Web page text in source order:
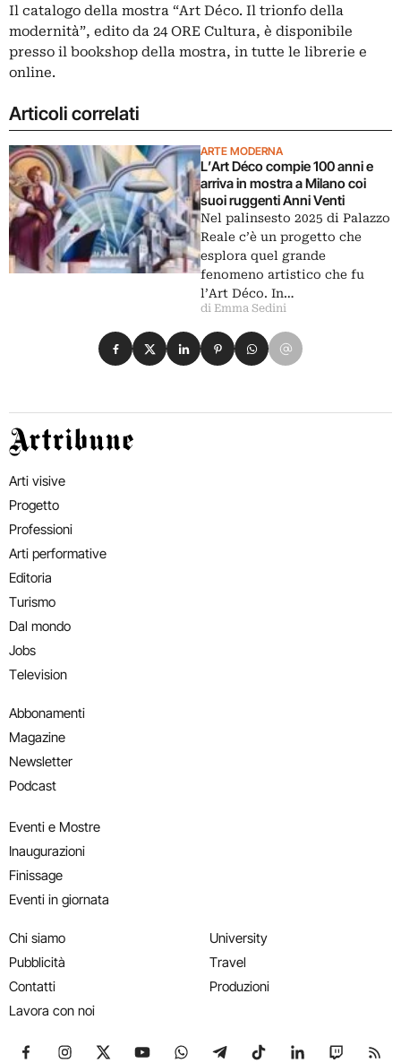
Il catalogo della mostra “Art Déco. Il trionfo della
modernità”, edito da 24 ORE Cultura, è disponibile
presso il bookshop della mostra, in tutte le librerie e
online.
Articoli correlati
ARTE MODERNA
L’Art Déco compie 100 anni e
arriva in mostra a Milano coi
suoi ruggenti Anni Venti
Nel palinsesto 2025 di Palazzo
Reale c’è un progetto che
esplora quel grande
fenomeno artistico che fu
l’Art Déco. In…
di Emma Sedini
Condividi su Facebook
Condividi su X
Condividi su LinkedIn
Condividi su Pinterest
Condividi su WhatsApp
Condividi su Email
Artribune
Arti visive
Progetto
Professioni
Arti performative
Editoria
Turismo
Dal mondo
Jobs
Television
Abbonamenti
Magazine
Newsletter
Podcast
Eventi e Mostre
Inaugurazioni
Finissage
Eventi in giornata
Chi siamo
Pubblicità
Contatti
Lavora con noi
University
Travel
Produzioni
Seguici su Facebook
Seguici su Instagram
Seguici su X
Seguici su YouTube
Seguici su WhatsApp
Seguici su Telegram
Seguici su TikTok
Seguici su
Seguici